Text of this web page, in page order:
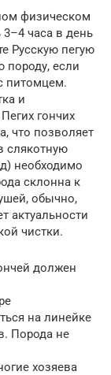
физическом
часа в день
Русскую пегую
породу, если
питомцем.
и
гончих
что позволяет
слякотную
необходимо
склонна к
обычно,
актуальности
чистки.
должен
на линейке
Порода не
хозяева